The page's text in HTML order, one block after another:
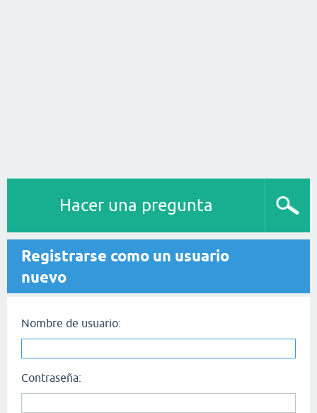
Hacer una pregunta
Registrarse como un usuario
nuevo
Nombre de usuario:
Contraseña: